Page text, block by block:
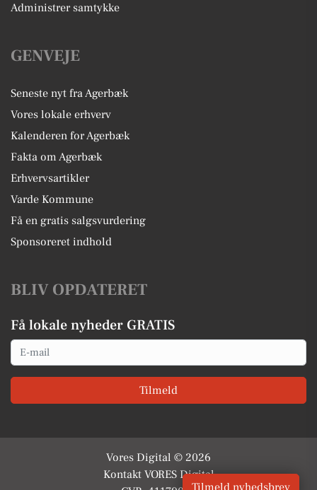
Administrer samtykke
GENVEJE
Seneste nyt fra Agerbæk
Vores lokale erhverv
Kalenderen for Agerbæk
Fakta om Agerbæk
Erhvervsartikler
Varde Kommune
Få en gratis salgsvurdering
Sponsoreret indhold
BLIV OPDATERET
Få lokale nyheder GRATIS
Email
Tilmeld
Vores Digital © 2026
Kontakt VORES Digital
Tilmeld nyhedsbrev